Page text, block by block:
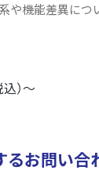
や機能差異につ
）～
るお問い合